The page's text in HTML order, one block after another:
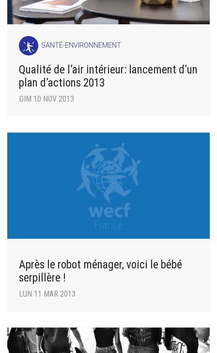
SANTÉ-ENVIRONNEMENT
Qualité de l’air intérieur: lancement d’un
plan d’actions 2013
DIM 10 NOV 2013
Après le robot ménager, voici le bébé
serpillère !
LUN 11 MAR 2013